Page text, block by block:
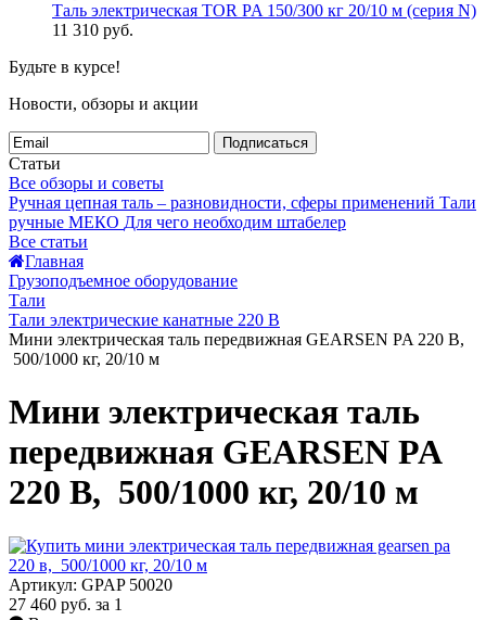
Таль электрическая TOR PA 150/300 кг 20/10 м (серия N)
11 310 руб.
Будьте в курсе!
Новости, обзоры и акции
Подписаться
Статьи
Все обзоры и советы
Ручная цепная таль – разновидности, сферы применений Тали
ручные МЕКО Для чего необходим штабелер
Все статьи
Главная
Грузоподъемное оборудование
Тали
Тали электрические канатные 220 В
Мини электрическая таль передвижная GEARSEN PA 220 В,
500/1000 кг, 20/10 м
Мини электрическая таль
передвижная GEARSEN PA
220 В, 500/1000 кг, 20/10 м
Артикул: GPAP 50020
27 460 руб. за 1